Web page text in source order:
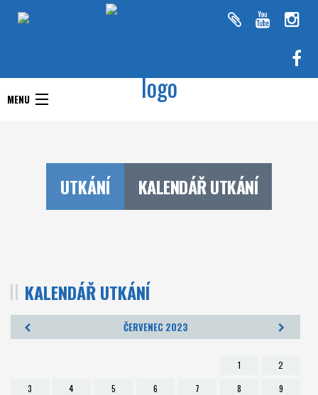
RHC Handball Club
MENU
Doprastav liga ženy
Chance Extraliga
O klubu
Partneři
UTKÁNÍ KALENDÁŘ UTKÁNÍ
KALENDÁŘ UTKÁNÍ
ČERVENEC 2023
1
2
3
4 5 6 7 8
9